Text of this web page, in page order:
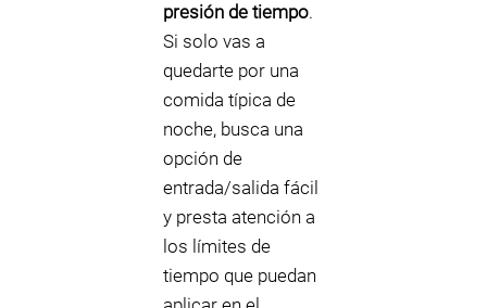
presión de tiempo.
Si solo vas a
quedarte por una
comida típica de
noche, busca una
opción de
entrada/salida fácil
y presta atención a
los límites de
tiempo que puedan